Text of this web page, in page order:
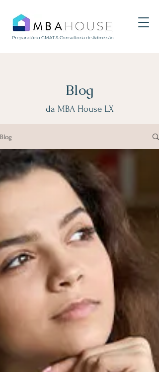
Preparatório GMAT & Consultoria de Admissão
Blog
da MBA House LX
Blog